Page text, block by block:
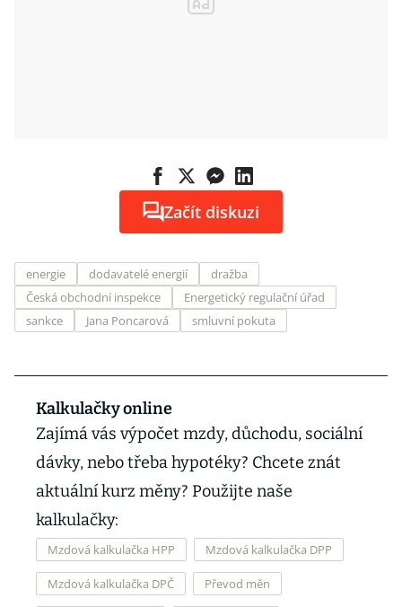
Začít diskuzi
energie dodavatelé energií
dražba
Česká obchodní inspekce
Energetický regulační úřad
sankce
Jana Poncarová smluvní pokuta
Kalkulačky online
Zajímá vás výpočet mzdy, důchodu, sociální
dávky, nebo třeba hypotéky? Chcete znát
aktuální kurz měny? Použijte naše
kalkulačky:
Mzdová kalkulačka HPP Mzdová kalkulačka DPP
Mzdová kalkulačka DPČ Převod měn